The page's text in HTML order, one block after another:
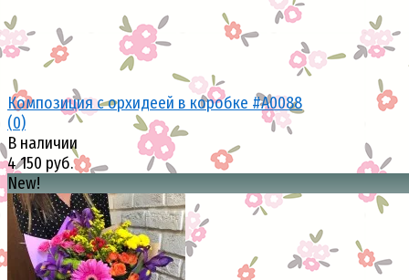
избранное сравнить
Композиция с орхидеей в коробке #А0088
(0)
В наличии
4 150 руб.
New!